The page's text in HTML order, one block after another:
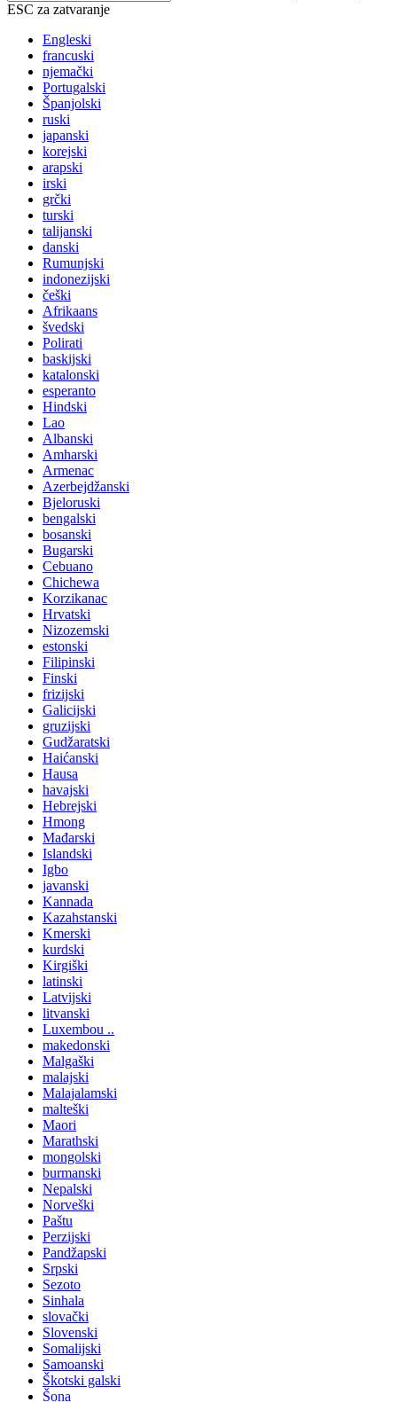
ESC za zatvaranje
Engleski
francuski
njemački
Portugalski
Španjolski
ruski
japanski
korejski
arapski
irski
grčki
turski
talijanski
danski
Rumunjski
indonezijski
češki
Afrikaans
švedski
Polirati
baskijski
katalonski
esperanto
Hindski
Lao
Albanski
Amharski
Armenac
Azerbejdžanski
Bjeloruski
bengalski
bosanski
Bugarski
Cebuano
Chichewa
Korzikanac
Hrvatski
Nizozemski
estonski
Filipinski
Finski
frizijski
Galicijski
gruzijski
Gudžaratski
Haićanski
Hausa
havajski
Hebrejski
Hmong
Mađarski
Islandski
Igbo
javanski
Kannada
Kazahstanski
Kmerski
kurdski
Kirgiški
latinski
Latvijski
litvanski
Luxembou ..
makedonski
Malgaški
malajski
Malajalamski
malteški
Maori
Marathski
mongolski
burmanski
Nepalski
Norveški
Paštu
Perzijski
Pandžapski
Srpski
Sezoto
Sinhala
slovački
Slovenski
Somalijski
Samoanski
Škotski galski
Šona